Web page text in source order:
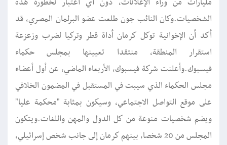
الشخصيات.وكان النائب جون طلعت عضو البرلمان المصري، قد
أكد أن الإخوانية توكل كرمان أداة قطر وتركيا لضرب وزعزعة
استقرار المنطقة، منتقدا تعيينها بمجلس حكماء
فيسبوك.وأعلنت شركة فيسبوك، الأربعاء الماضي، عن أول أعضاء
مجلس الحكماء الذي سيبت في المستقبل في المضمون الخلافي
على موقع التواصل الاجتماعي، وسيكون بمثابة "محكمة عليا"
ويضم شخصيات منوعة من كل الدول والمهن واللغات.ويتكون
المجلس من 20 شخصا، بينهم كرمان إلى جانب شخص إسرائيلي،